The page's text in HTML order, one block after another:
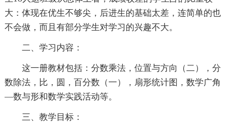
大：体现在优生不够尖，后进生的基础太差，连简单的也
不会做，而且有部分学生对学习的兴趣不大。
二、学习内容：
这一册教材包括：分数乘法，位置与方向（二），分
数除法，比，圆，百分数（一），扇形统计图，数学广角
—数与形和数学实践活动等。
三、教学目标：